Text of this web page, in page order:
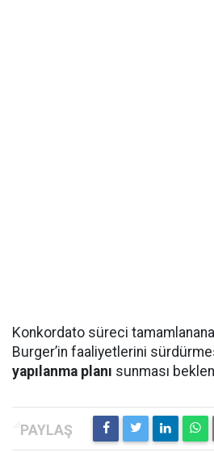
Konkordato süreci
Burger’in faaliyetlerini
yapılanma planı sunması